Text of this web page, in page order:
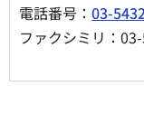
電話番号： 03-
ファクシミリ：